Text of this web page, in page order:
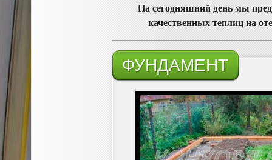
На сегодняшний день мы
качественных теплиц на
ФУНДАМЕНТ